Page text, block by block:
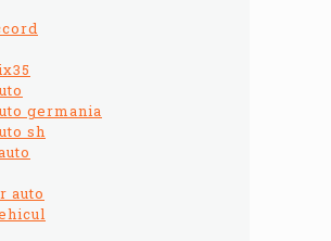
germania
sh
auto